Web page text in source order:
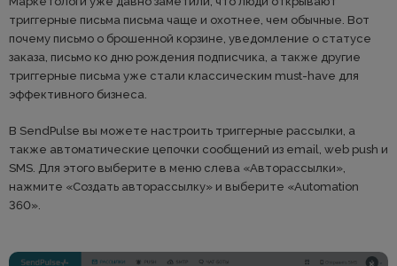
триггерные письма письма чаще и охотнее, чем обычные. Вот
почему письмо о брошенной корзине, уведомление о статусе
заказа, письмо ко дню рождения подписчика, а также другие
триггерные письма уже стали классическим must-have для
эффективного бизнеса.
В SendPulse вы можете настроить триггерные рассылки, а
также автоматические цепочки сообщений из email, web push и
SMS. Для этого выберите в меню слева «Авторассылки»,
нажмите «Создать авторассылку» и выберите «Automation
360».